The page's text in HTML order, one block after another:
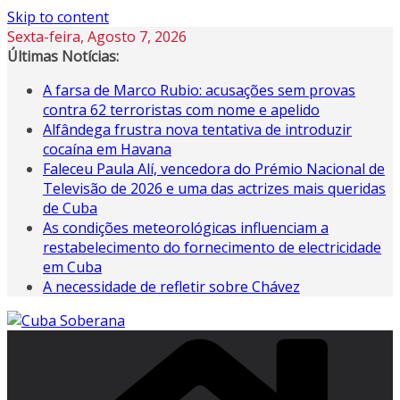
Skip to content
Sexta-feira, Agosto 7, 2026
Últimas Notícias:
A farsa de Marco Rubio: acusações sem provas
contra 62 terroristas com nome e apelido
Alfândega frustra nova tentativa de introduzir
cocaína em Havana
Faleceu Paula Alí, vencedora do Prémio Nacional de
Televisão de 2026 e uma das actrizes mais queridas
de Cuba
As condições meteorológicas influenciam a
restabelecimento do fornecimento de electricidade
em Cuba
A necessidade de refletir sobre Chávez